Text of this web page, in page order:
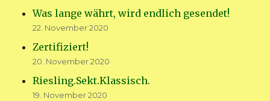
Was lange währt, wird endlich gesendet!
22. November 2020
Zertifiziert!
20. November 2020
Riesling.Sekt.Klassisch.
19. November 2020